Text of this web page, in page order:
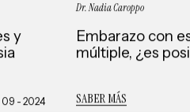
y
09 - 2024
Dr. Nadia Caroppo
Embarazo con
múltiple, ¿es
SABER MÁS